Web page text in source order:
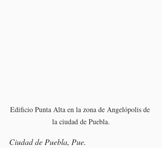
Edificio Punta Alta en la zona de Angelópolis de
la ciudad de Puebla.
Ciudad de Puebla, Pue.